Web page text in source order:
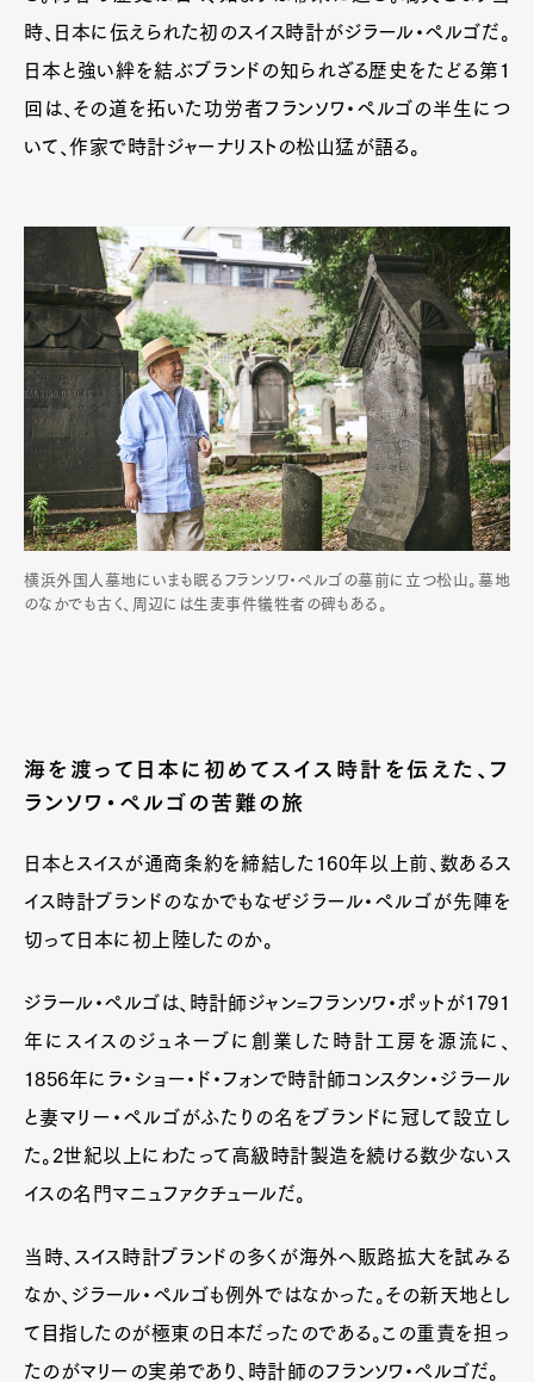
時、日本に伝えられた初のスイス時計がジラール・ペルゴだ。
日本と強い絆を結ぶブランドの知られざる歴史をたどる第1
回は、その道を拓いた功労者フランソワ・ペルゴの半生につ
いて、作家で時計ジャーナリストの松山猛が語る。
横浜外国人墓地にいまも眠るフランソワ・ペルゴの墓前に立つ松山。墓地
のなかでも古く、周辺には生麦事件犠牲者の碑もある。
海を渡って日本に初めてスイス時計を伝えた、フ
ランソワ・ペルゴの苦難の旅
日本とスイスが通商条約を締結した160年以上前、数あるス
イス時計ブランドのなかでもなぜジラール・ペルゴが先陣を
切って日本に初上陸したのか。
ジラール・ペルゴは、時計師ジャン=フランソワ・ポットが1791
年にスイスのジュネーブに創業した時計工房を源流に、
1856年にラ・ショー・ド・フォンで時計師コンスタン・ジラール
と妻マリー・ペルゴがふたりの名をブランドに冠して設立し
た。2世紀以上にわたって高級時計製造を続ける数少ないス
イスの名門マニュファクチュールだ。
当時、スイス時計ブランドの多くが海外へ販路拡大を試みる
なか、ジラール・ペルゴも例外ではなかった。その新天地とし
て目指したのが極東の日本だったのである。この重責を担っ
たのがマリーの実弟であり、時計師のフランソワ・ペルゴだ。